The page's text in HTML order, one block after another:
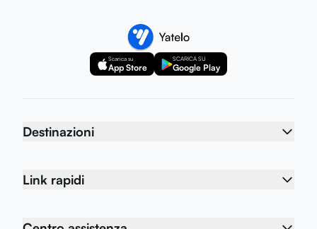
Scarica su
App Store
SCARICA SU
Google Play
Destinazioni
Link rapidi